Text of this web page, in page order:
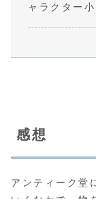
ャラクター
感想
アンティーク堂